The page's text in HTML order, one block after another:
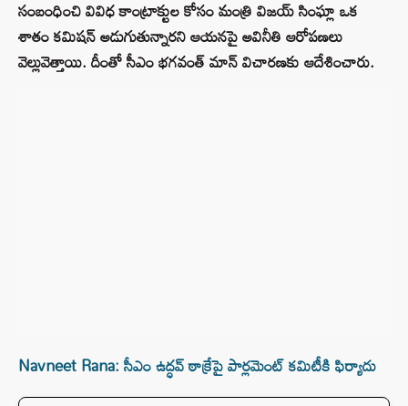
సంబంధించి వివిధ కాంట్రాక్టుల కోసం మంత్రి విజయ్ సింఘ్లా ఒక
శాతం కమిషన్ అడుగుతున్నారని ఆయనపై అవినీతి ఆరోపణలు
వెల్లువెత్తాయి. దీంతో సీఎం భగవంత్‌ మాన్ విచారణకు ఆదేశించారు.
Navneet Rana: సీఎం ఉద్ధవ్ ఠాక్రేపై పార్లమెంట్ కమిటీకి ఫిర్యాదు